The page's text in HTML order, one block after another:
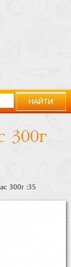
НАЙТИ
300г
300г :35